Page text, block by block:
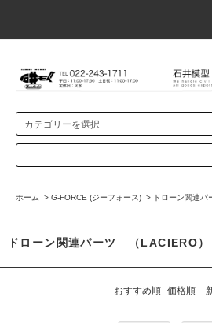
ホーム > G-FORCE (ジーフォース) > ドローン関連
ドローン関連パーツ （LACIERO）
おすすめ順 価格順